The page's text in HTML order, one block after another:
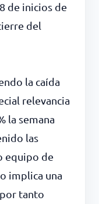
de inicios de
del
la caída
relevancia
la semana
las
equipo de
implica una
tanto